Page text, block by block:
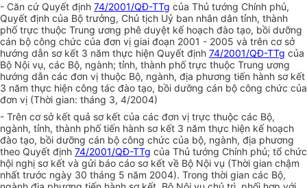
- Căn cứ Quyết định 74/2001/QĐ-TTg của Thủ tướng Chính phủ,
Quyết định của Bộ trưởng, Chủ tịch Uỷ ban nhân dân tỉnh, thành
phố trực thuộc Trung ương phê duyệt kế hoạch đào tạo, bồi dưỡng
cán bộ công chức của đơn vị giai đoạn 2001 - 2005 và trên cơ sở
hướng dẫn sơ kết 3 năm thực hiện Quyết định 74/2001/QĐ-TTg của
Bộ Nội vụ, các Bộ, ngành; tỉnh, thành phố trực thuộc Trung ương
hướng dẫn các đơn vị thuộc Bộ, ngành, địa phương tiến hành sơ kết
3 năm thực hiện công tác đào tạo, bồi dưỡng cán bộ công chức của
đơn vị (Thời gian: tháng 3, 4/2004)
- Trên cơ sở kết quả sơ kết của các đơn vị trực thuộc các Bộ,
ngành, tỉnh, thành phố tiến hành sơ kết 3 năm thực hiện kế hoạch
đào tạo, bồi dưỡng cán bộ công chức của bộ, ngành, địa phương
theo Quyết định 74/2001/QĐ-TTg của Thủ tướng Chính phủ; tổ chức
hội nghị sơ kết và gửi báo cáo sơ kết về Bộ Nội vụ (Thời gian chậm
nhất trước ngày 30 tháng 5 năm 2004). Trong thời gian các Bộ,